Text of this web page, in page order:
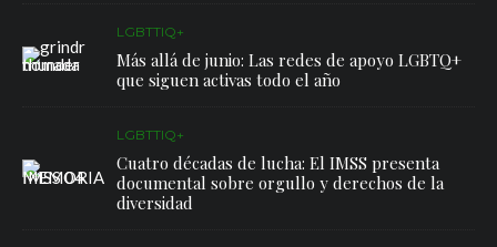
LGBTTIQ+
Más allá de junio: Las redes de apoyo LGBTQ+
que siguen activas todo el año
LGBTTIQ+
Cuatro décadas de lucha: El IMSS presenta
documental sobre orgullo y derechos de la
diversidad